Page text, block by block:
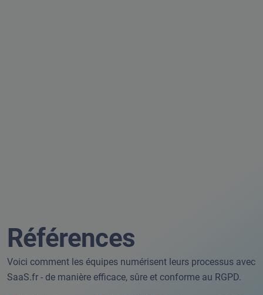
Références
Voici comment les équipes numérisent leurs processus avec
SaaS.fr - de manière efficace, sûre et conforme au RGPD.